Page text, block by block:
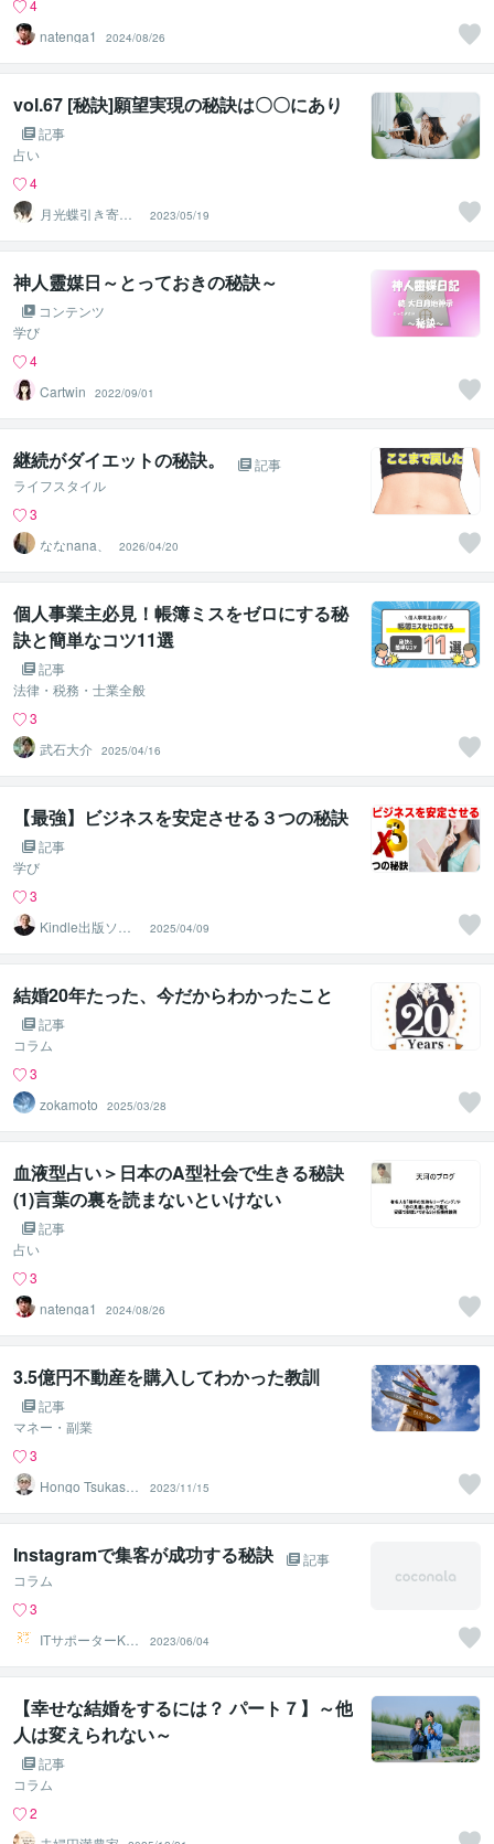
4
natenga1
2024/08/26
vol.67 [秘訣]願望実現の秘訣は〇〇にあり
記事
占い
4
月光蝶引き寄せ
スピリチュアル
カウンセラー
2023/05/19
神人靈媒日～とっておきの秘訣～
コンテンツ
学び
4
Cartwin
2022/09/01
継続がダイエットの秘訣。
記事
ライフスタイル
3
ななnana、
2026/04/20
個人事業主必見！帳簿ミスをゼロにする秘
訣と簡単なコツ11選
記事
法律・税務・士業全般
3
武石大介 2025/04/16
【最強】ビジネスを安定させる３つの秘訣
記事
学び
3
Kindle出版ソム
リエ＠セッキー
2025/04/09
結婚20年たった、今だからわかったこと
記事
コラム
3
zokamoto
2025/03/28
血液型占い＞日本のA型社会で生きる秘訣
(1)言葉の裏を読まないといけない
記事
占い
3
natenga1
2024/08/26
3.5億円不動産を購入してわかった教訓
記事
マネー・副業
3
Hongo Tsukasa
（本郷 司）
2023/11/15
Instagramで集客が成功する秘訣
記事
コラム
3
ITサポーターKU
MA222
2023/06/04
【幸せな結婚をするには？ パート７】～他
人は変えられない～
記事
コラム
2